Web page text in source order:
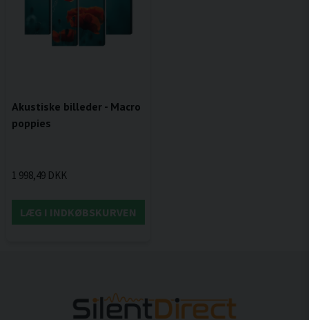
Akustiske billeder - Macro
poppies
1 998,49 DKK
LÆG I INDKØBSKURVEN